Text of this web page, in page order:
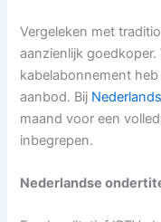
Vergeleken met
aanzienlijk
kabelabonnement
aanbod. Bij
maand voor een
inbegrepen.
Nederlandse